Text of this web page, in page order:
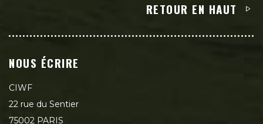
RETOUR EN HAUT
NOUS ÉCRIRE
CIWF
22 rue du Sentier
75002 PARIS